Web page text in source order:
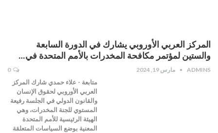
المركز العربي الأوروبي يشارك في الدورة السابعة
والستين لمؤتمر مكافحة المخدرات بالأمم المتحدة في…
ADMINS مارس 19, 2024 0
متابعة - علاء حمدي شارك المركز
العربي الأوروبي لحقوق الإنسان
والقانون الدولي في الجلسة رفيعة
المستوي للجنة المخدرات، وهي
الهيئة الرئيسية للأمم المتحدة
المعنية بوضع السياسات المتعلقة